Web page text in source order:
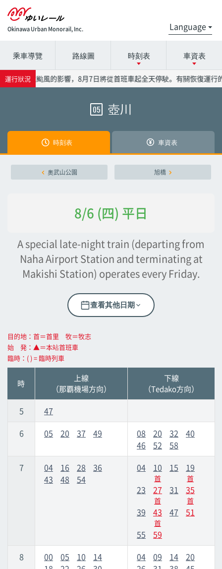
Okinawa Urban Monorail, Inc.
請選擇時間表詳細信息的電台名稱。
那覇機場
旭橋
縣政府前
美榮橋
市立醫院前
請在票價表上選擇電台名稱。
那覇機場
旭橋
縣政府前
美榮橋
市立醫院前
乘車導覽 路線圖 時刻表 車資表
運行狀況
到13號颱風的影響，8月7日將從首班車起全天停駛。有關恢復運行
05 壺川
時刻表 車資表
奧武山公園 旭橋
8/6 (四) 平日
A special late-night train (departing from
Naha Airport Station and terminating at
Makishi Station) operates every Friday.
查看其他日期
目的地：首＝首里 牧＝牧志
始 発：▲＝本站首班車
臨時：( ) = 臨時列車
時
上線
（那覇機場方向）
下線
（Tedako方向）
5
47
6
05 20 37 49 08 20 32
40
46
52
58
7
04 16 28
36
43
48 54
04 10 15
19
23
首
27 31
首
35
39
首
43 47
首
51
55
首
59
8
00 05 10
14
04 09 14
20